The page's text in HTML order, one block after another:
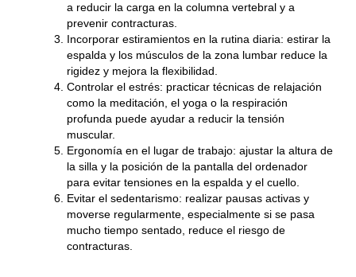
a reducir la carga en la columna vertebral y a
prevenir contracturas.
Incorporar estiramientos en la rutina diaria: estirar la
espalda y los músculos de la zona lumbar reduce la
rigidez y mejora la flexibilidad.
Controlar el estrés: practicar técnicas de relajación
como la meditación, el yoga o la respiración
profunda puede ayudar a reducir la tensión
muscular.
Ergonomía en el lugar de trabajo: ajustar la altura de
la silla y la posición de la pantalla del ordenador
para evitar tensiones en la espalda y el cuello.
Evitar el sedentarismo: realizar pausas activas y
moverse regularmente, especialmente si se pasa
mucho tiempo sentado, reduce el riesgo de
contracturas.